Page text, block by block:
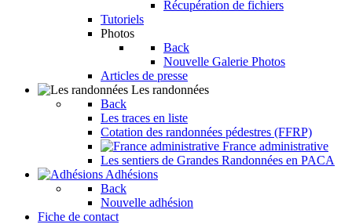
Récupération de fichiers
Tutoriels
Photos
Back
Nouvelle Galerie Photos
Articles de presse
Les randonnées
Back
Les traces en liste
Cotation des randonnées pédestres (FFRP)
France administrative
Les sentiers de Grandes Randonnées en PACA
Adhésions
Back
Nouvelle adhésion
Fiche de contact